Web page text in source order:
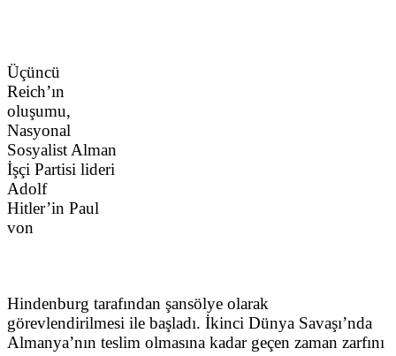
Üçüncü
Reich’ın
oluşumu,
Nasyonal
Sosyalist Alman
İşçi Partisi lideri
Adolf
Hitler’in Paul
von
Hindenburg tarafından şansölye olarak
görevlendirilmesi ile başladı. İkinci Dünya Savaşı’nda
Almanya’nın teslim olmasına kadar geçen zaman zarfını